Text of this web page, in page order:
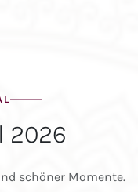
2026
schöner Momente.